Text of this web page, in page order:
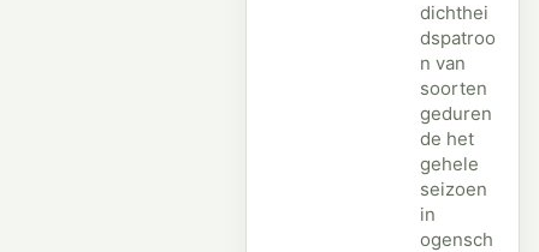
dichthei
dspatroo
n van
soorten
geduren
de het
gehele
seizoen
in
ogensch